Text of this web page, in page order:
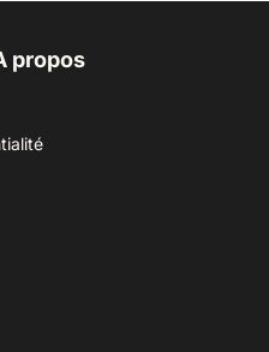
propos